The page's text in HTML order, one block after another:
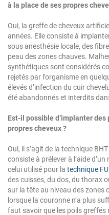
à la place de ses propres
Oui, la greffe de cheveux
années. Elle consiste à
sous anesthésie locale, des
peau des zones chauves.
synthétiques sont considérés
rejetés par l’organisme en
élevés d’infection du cuir
été abandonnés et interdits
Est-il possible d’implanter
propres cheveux ?
Oui, il s’agit de la technique
consiste à prélever à l’aide
celui utilisé pour la technique
des cuisses, du dos, du thorax
sur la tête au niveau des zones
lorsque la couronne n’a plus
faut savoir que les poils